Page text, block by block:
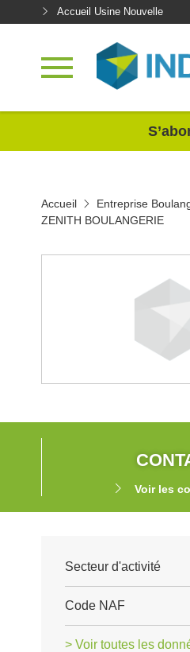
Accueil Usine Nouvelle
Accueil Entreprise
ZENITH BOULANGERIE
Voir les
Secteur d'activité
Code NAF
> Voir toutes les